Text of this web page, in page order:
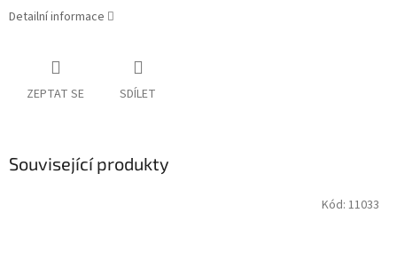
Detailní informace
ZEPTAT SE SDÍLET
Související produkty
Kód: 11033